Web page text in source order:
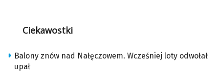
Ciekawostki
Balony znów nad Nałęczowem. Wcześniej loty odwołał
upał